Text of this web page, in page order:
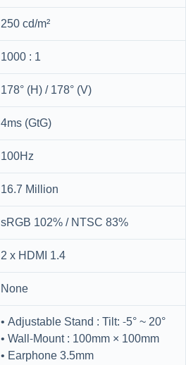
250 cd/m²
1000 : 1
178° (H) / 178° (V)
4ms (GtG)
100Hz
16.7 Million
sRGB 102% / NTSC 83%
2 x HDMI 1.4
None
• Adjustable Stand : Tilt: -5° ~ 20°
• Wall-Mount : 100mm × 100mm
• Earphone 3.5mm